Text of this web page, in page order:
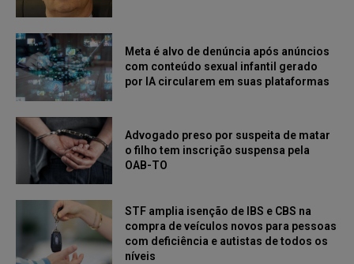
Meta é alvo de denúncia após anúncios
com conteúdo sexual infantil gerado
por IA circularem em suas plataformas
Advogado preso por suspeita de matar
o filho tem inscrição suspensa pela
OAB-TO
STF amplia isenção de IBS e CBS na
compra de veículos novos para pessoas
com deficiência e autistas de todos os
níveis